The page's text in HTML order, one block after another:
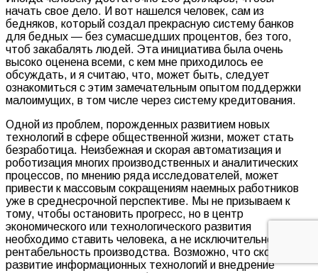
начать свое дело. И вот нашелся человек, сам из
бедняков, который создал прекрасную систему банков
для бедных — без сумасшедших процентов, без того,
чтоб закабалять людей. Эта инициатива была очень
высоко оценена всеми, с кем мне приходилось ее
обсуждать, и я считаю, что, может быть, следует
ознакомиться с этим замечательным опытом поддержки
малоимущих, в том числе через систему кредитования.
Одной из проблем, порожденных развитием новых
технологий в сфере общественной жизни, может стать
безработица. Неизбежная и скорая автоматизация и
роботизация многих производственных и аналитических
процессов, по мнению ряда исследователей, может
привести к массовым сокращениям наемных работников
уже в среднесрочной перспективе. Мы не призываем к
тому, чтобы остановить прогресс, но в центр
экономического или технологического развития
необходимо ставить человека, а не исключительно
рентабельность производства. Возможно, что скорое
развитие информационных технологий и внедрение